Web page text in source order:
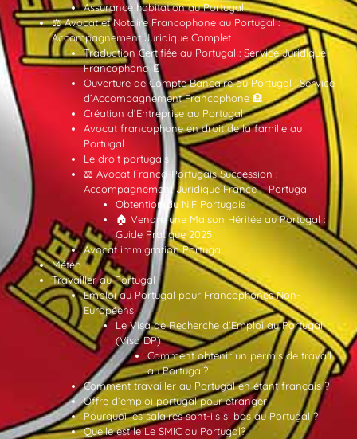
Assurance habitation au Portugal
⚖️ Avocat et Notaire Francophone au Portugal :
Accompagnement Juridique Complet
Traduction Certifiée au Portugal : Service Juridique
Francophone 📄
Ouverture de Compte Bancaire au Portugal : Service
d’Accompagnement Francophone 🏦
Création d’Entreprise au Portugal
Avocat francophone en droit de la famille au
Portugal
Le droit portugais
⚖️ Avocat Franco-Portugais Succession :
Accompagnement Juridique France – Portugal
Obtention du NIF Portugais
🏠 Vendre une Maison Héritée au Portugal :
Guide Pratique 2025
Avocat immigration Portugal
Météo
Travailler au Portugal
Emploi au Portugal pour Francophones Non-
Européens
Le Visa de Recherche d’Emploi au Portugal
(Visa DP)
Comment obtenir un permis de travail
au Portugal?
Comment travailler au Portugal en étant français ?
Offre d’emploi portugal pour etranger
Pourquoi les salaires sont-ils si bas au Portugal ?
Quelle est le Le SMIC au Portugal?